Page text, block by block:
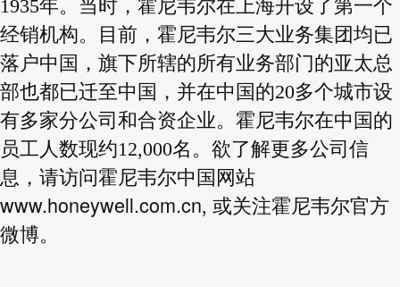
1935年。当时，霍尼韦尔在上海开设了第一个
经销机构。目前，霍尼韦尔三大业务集团均已
落户中国，旗下所辖的所有业务部门的亚太总
部也都已迁至中国，并在中国的20多个城市设
有多家分公司和合资企业。霍尼韦尔在中国的
员工人数现约12,000名。欲了解更多公司信
息，请访问霍尼韦尔中国网站
www.honeywell.com.cn, 或关注霍尼韦尔官方
微博。